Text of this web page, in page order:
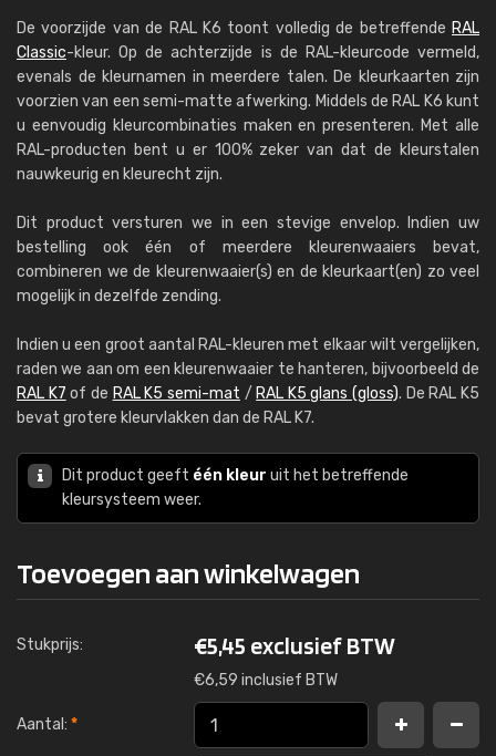
De voorzijde van de RAL K6 toont volledig de betreffende RAL
Classic-kleur. Op de achterzijde is de RAL-kleurcode vermeld,
evenals de kleurnamen in meerdere talen. De kleurkaarten zijn
voorzien van een semi-matte afwerking. Middels de RAL K6 kunt
u eenvoudig kleurcombinaties maken en presenteren. Met alle
RAL-producten bent u er 100% zeker van dat de kleurstalen
nauwkeurig en kleurecht zijn.
Dit product versturen we in een stevige envelop. Indien uw
bestelling ook één of meerdere kleurenwaaiers bevat,
combineren we de kleurenwaaier(s) en de kleurkaart(en) zo veel
mogelijk in dezelfde zending.
Indien u een groot aantal RAL-kleuren met elkaar wilt vergelijken,
raden we aan om een kleurenwaaier te hanteren, bijvoorbeeld de
RAL K7 of de RAL K5 semi-mat / RAL K5 glans (gloss). De RAL K5
bevat grotere kleurvlakken dan de RAL K7.
Dit product geeft één kleur uit het betreffende
kleursysteem weer.
Toevoegen aan winkelwagen
Stukprijs: €5,45 exclusief BTW
€6,59 inclusief BTW
Aantal: *